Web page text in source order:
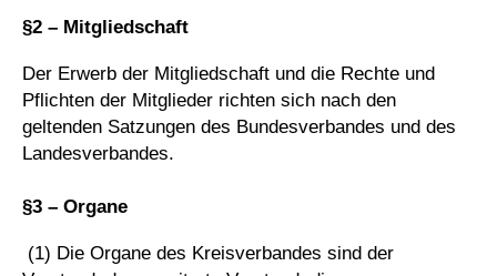
§2 – Mitgliedschaft
Der Erwerb der Mitgliedschaft und die Rechte und
Pflichten der Mitglieder richten sich nach den
geltenden Satzungen des Bundesverbandes und des
Landesverbandes.
§3 – Organe
(1) Die Organe des Kreisverbandes sind der